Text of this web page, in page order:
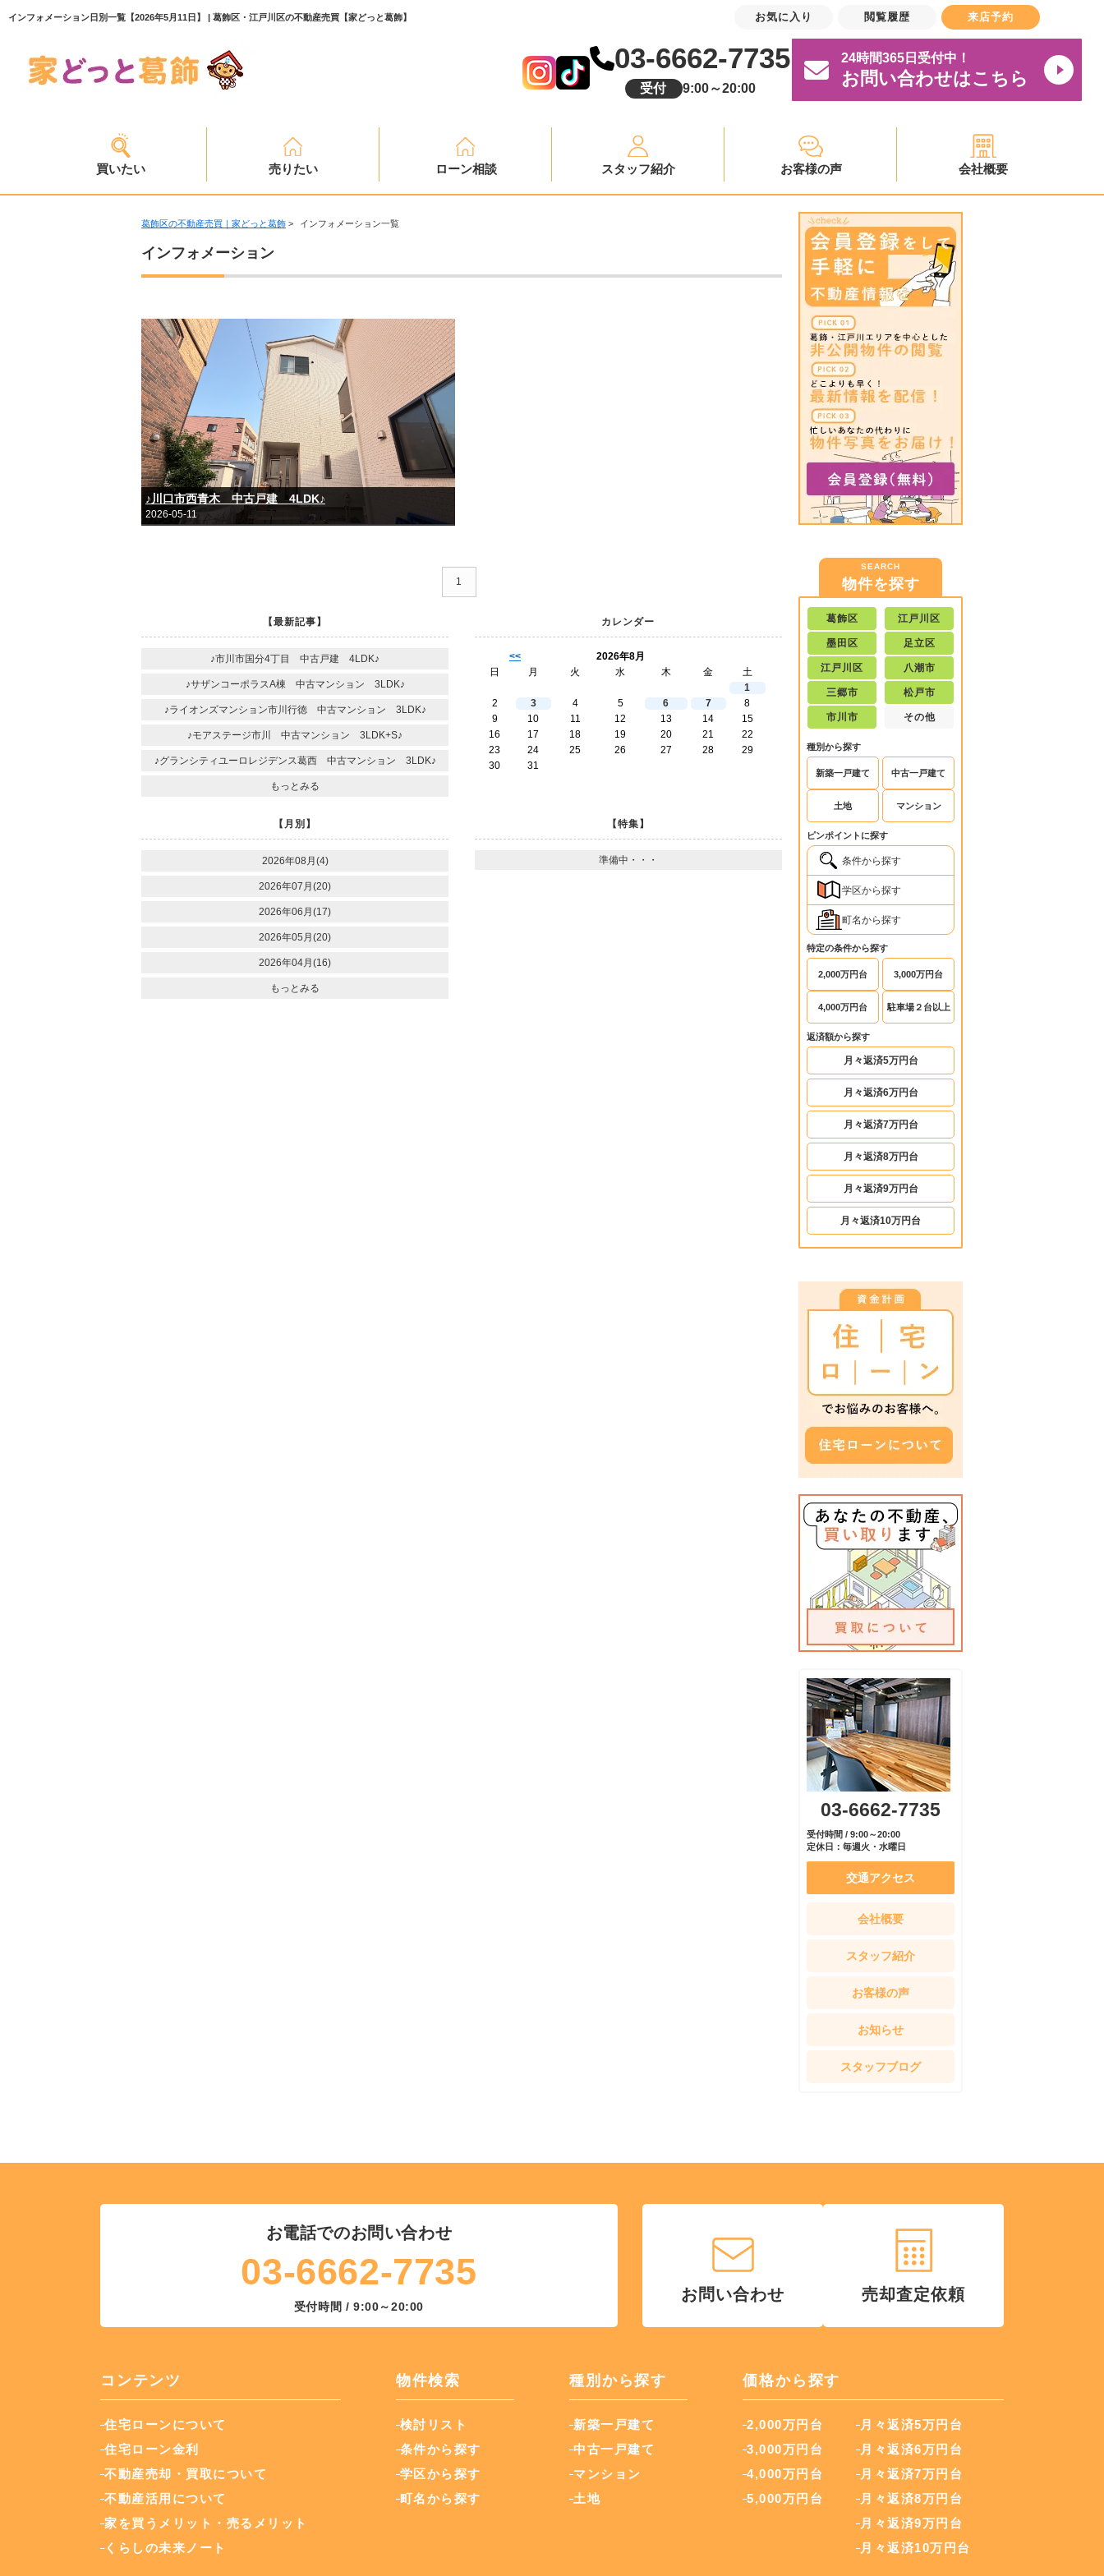
インフォメーション日別一覧【2026年5月11日】 | 葛飾区・江戸川区の不動産売買【家どっと葛飾】
03-6662-7735
受付 9:00～20:00
24時間365日受付中！
お問い合わせはこちら
買いたい 売りたい ローン相談 スタッフ紹介 お客様の声 会社概要
葛飾区の不動産売買｜家どっと葛飾 > インフォメーション一覧
インフォメーション
♪川口市西青木 中古戸建 4LDK♪
2026-05-11
1
【最新記事】
♪市川市国分4丁目 中古戸建 4LDK♪
♪サザンコーポラスA棟 中古マンション 3LDK♪
♪ライオンズマンション市川行徳 中古マンション 3LDK♪
♪モアステージ市川 中古マンション 3LDK+S♪
♪グランシティユーロレジデンス葛西 中古マンション 3LDK♪
もっとみる
カレンダー
<<
2026年8月
日
月 火 水 木 金
土
1
2
3 4 5 6 7
8
9
10 11 12 13 14
15
16
17 18 19 20 21
22
23
24 25 26 27 28
29
30
31
【月別】
2026年08月(4)
2026年07月(20)
2026年06月(17)
2026年05月(20)
2026年04月(16)
もっとみる
【特集】
準備中・・・
SEARCH
物件を探す
葛飾区 江戸川区
墨田区 足立区
江戸川区 八潮市
三郷市 松戸市
市川市 その他
種別から探す
新築一戸建て 中古一戸建て
土地 マンション
ピンポイントに探す
条件から探す
学区から探す
町名から探す
特定の条件から探す
2,000万円台 3,000万円台
4,000万円台 駐車場２台以上
返済額から探す
月々返済5万円台
月々返済6万円台
月々返済7万円台
月々返済8万円台
月々返済9万円台
月々返済10万円台
03-6662-7735
受付時間 / 9:00～20:00
定休日：毎週火・水曜日
交通アクセス
会社概要
スタッフ紹介
お客様の声
お知らせ
スタッフブログ
お電話でのお問い合わせ
03-6662-7735
受付時間 / 9:00～20:00
お問い合わせ 売却査定依頼
コンテンツ
住宅ローンについて
住宅ローン金利
不動産売却・買取について
不動産活用について
家を買うメリット・売るメリット
くらしの未来ノート
物件検索
検討リスト
条件から探す
学区から探す
町名から探す
種別から探す
新築一戸建て
中古一戸建て
マンション
土地
価格から探す
2,000万円台
3,000万円台
4,000万円台
5,000万円台
月々返済5万円台
月々返済6万円台
月々返済7万円台
月々返済8万円台
月々返済9万円台
月々返済10万円台
お気に入り 閲覧履歴 来店予約